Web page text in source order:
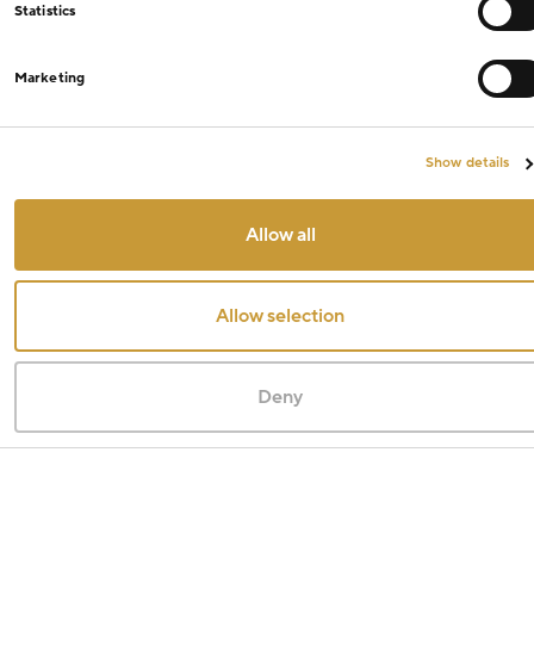
Statistics
Marketing
Show details
Allow all
Allow selection
Deny